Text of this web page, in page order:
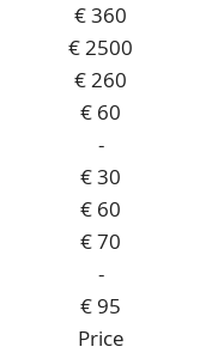
€ 360
€ 2500
€ 260
€ 60
-
€ 30
€ 60
€ 70
-
€ 95
Price